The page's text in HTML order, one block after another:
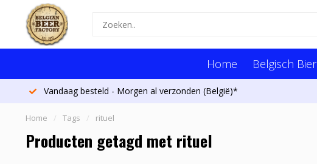
Home Belgisch Bier
Vandaag besteld - Morgen al verzonden (België)*
Home / Tags / rituel
Producten getagd met rituel